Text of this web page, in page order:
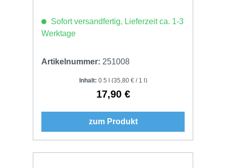
Sofort versandfertig, Lieferzeit ca. 1-3
Werktage
Artikelnummer: 251008
Inhalt: 0.5 l (35,80 € / 1 l)
Regulärer Preis:
17,90 €
zum Produkt